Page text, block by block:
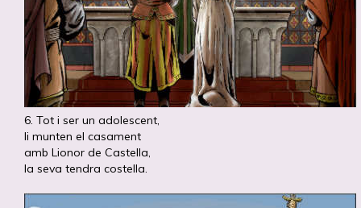
6. Tot i ser un adolescent,
li munten el casament
amb Lionor de Castella,
la seva tendra costella.